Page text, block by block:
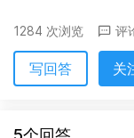
1284 次浏览 评
写回答 关